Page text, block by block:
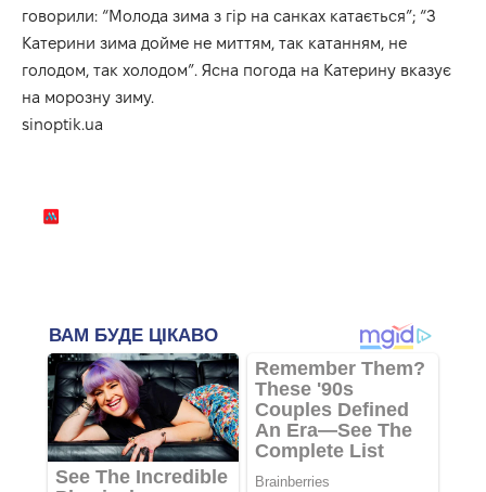
говорили: “Молода зима з гір на санках катається”; “З
Катерини зима дойме не миттям, так катанням, не
голодом, так холодом”. Ясна погода на Катерину вказує
на морозну зиму.
sinoptik.ua